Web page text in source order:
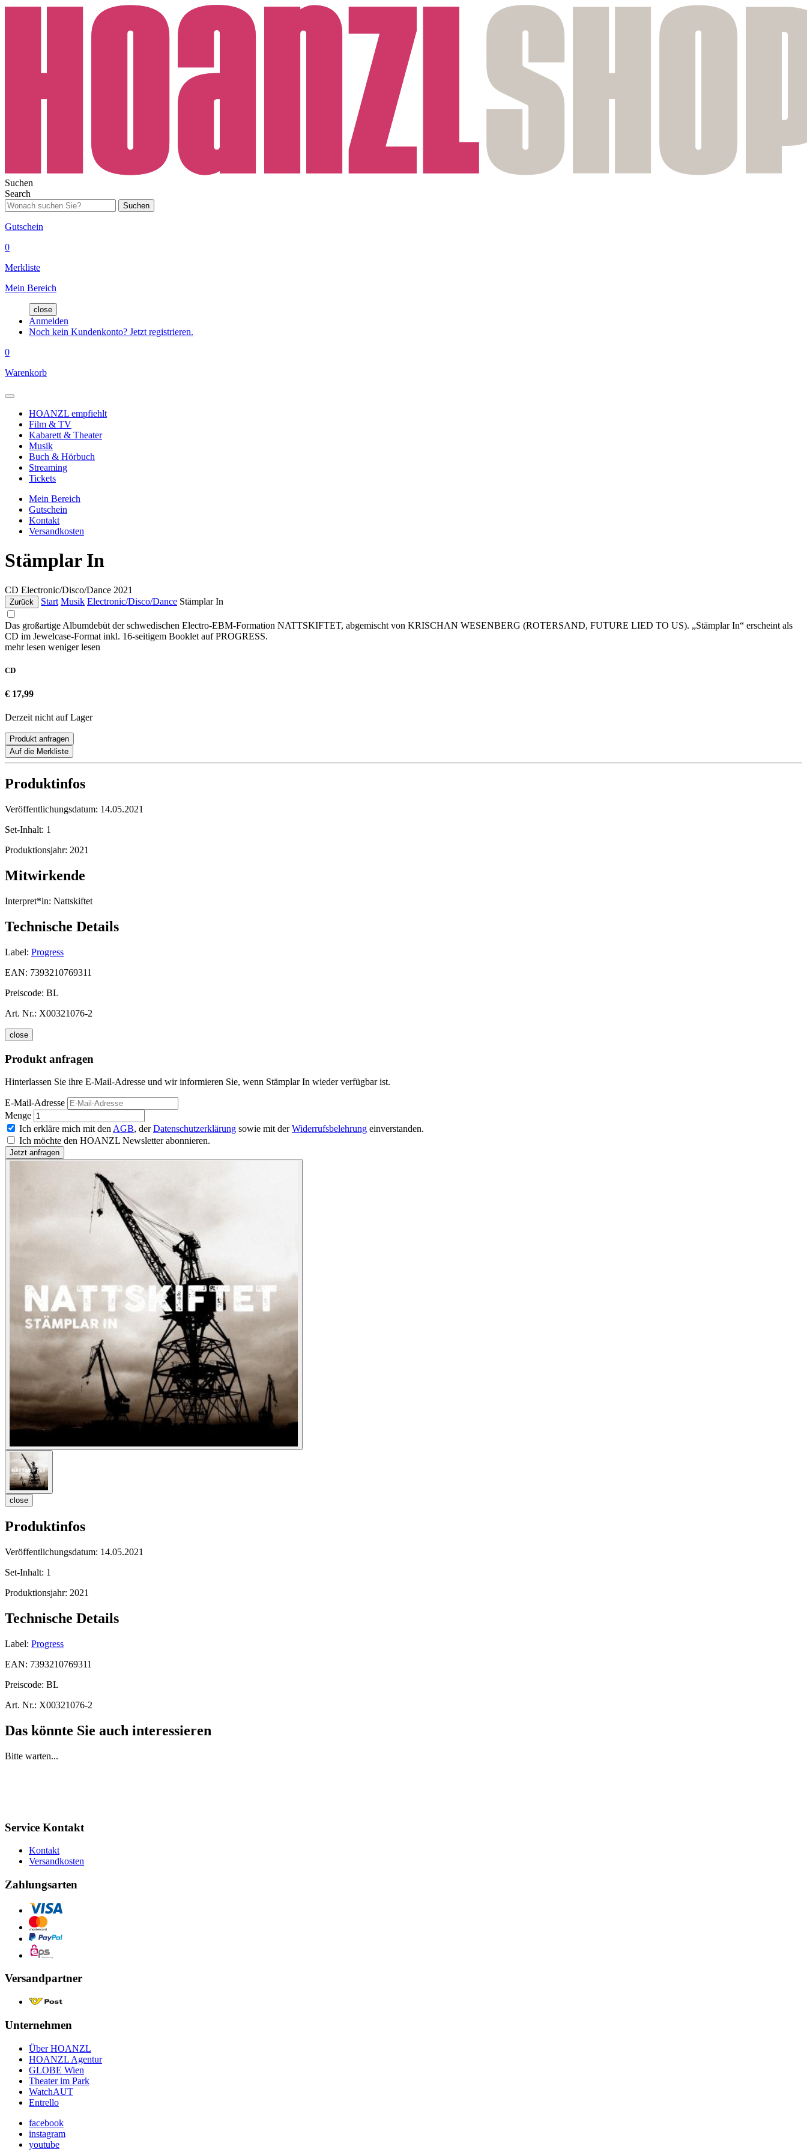
Suchen
Search
Suchen
Gutschein
0
Merkliste
Mein Bereich
close
Anmelden
Noch kein Kundenkonto? Jetzt registrieren.
0
Warenkorb
HOANZL empfiehlt
Film & TV
Kabarett & Theater
Musik
Buch & Hörbuch
Streaming
Tickets
Mein Bereich
Gutschein
Kontakt
Versandkosten
Stämplar In
CD Electronic/Disco/Dance 2021
Zurück Start Musik Electronic/Disco/Dance Stämplar In
Das großartige Albumdebüt der schwedischen Electro-EBM-Formation NATTSKIFTET, abgemischt von KRISCHAN WESENBERG (ROTERSAND, FUTURE LIED TO US). „Stämplar In“ erscheint als
CD im Jewelcase-Format inkl. 16-seitigem Booklet auf PROGRESS.
mehr lesen weniger lesen
CD
€ 17,99
Derzeit nicht auf Lager
Produkt anfragen
Auf die Merkliste
Produktinfos
Veröffentlichungsdatum: 14.05.2021
Set-Inhalt: 1
Produktionsjahr: 2021
Mitwirkende
Interpret*in: Nattskiftet
Technische Details
Label: Progress
EAN: 7393210769311
Preiscode: BL
Art. Nr.: X00321076-2
close
Produkt anfragen
Hinterlassen Sie ihre E-Mail-Adresse und wir informieren Sie, wenn Stämplar In wieder verfügbar ist.
E-Mail-Adresse
Menge
Ich erkläre mich mit den AGB, derDatenschutzerklärung sowie mit derWiderrufsbelehrung einverstanden.
Ich möchte den HOANZL Newsletter abonnieren.
close
Produktinfos
Veröffentlichungsdatum: 14.05.2021
Set-Inhalt: 1
Produktionsjahr: 2021
Technische Details
Label: Progress
EAN: 7393210769311
Preiscode: BL
Art. Nr.: X00321076-2
Das könnte Sie auch interessieren
Bitte warten...
Service Kontakt
Kontakt
Versandkosten
Zahlungsarten
Versandpartner
Unternehmen
Über HOANZL
HOANZL Agentur
GLOBE Wien
Theater im Park
WatchAUT
Entrello
facebook
instagram
youtube